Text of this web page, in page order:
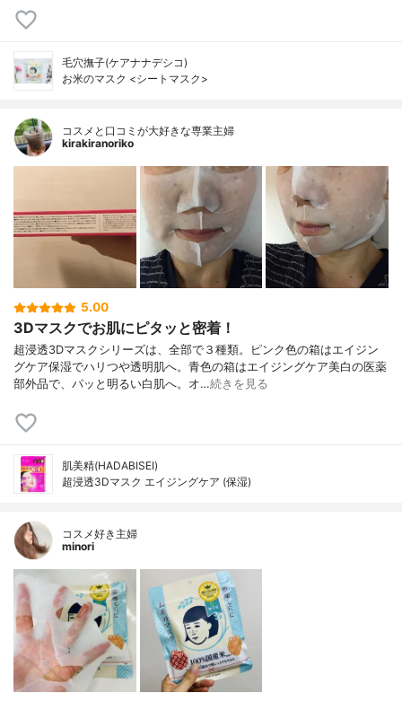
毛穴撫子(ケアナナデシコ)
お米のマスク <シートマスク>
コスメと口コミが大好きな専業主婦
kirakiranoriko
5.00
3Dマスクでお肌にピタッと密着！
超浸透3Dマスクシリーズは、全部で３種類。ピンク色の箱はエイジン
グケア保湿でハリつや透明肌へ。青色の箱はエイジングケア美白の医薬
部外品で、パッと明るい白肌へ。オ…続きを見る
肌美精(HADABISEI)
超浸透3Dマスク エイジングケア (保湿)
コスメ好き主婦
minori